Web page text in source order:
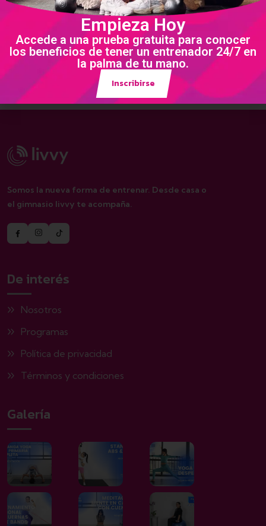
¿Entrenas y no ves resultados? Aquí te platicamos
por qué…
Ver más
Somos la nueva forma de entrenar. Desde casa o
el gimnasio livvy te acompaña.
De interés
Nosotros
Programas
Política de privacidad
Términos y condiciones
Galería
Empieza Hoy
Accede a una prueba gratuita para conocer
los beneficios de tener un entrenador 24/7 en
la palma de tu mano.
Inscribirse